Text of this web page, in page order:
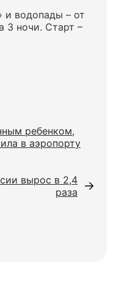
и водопады – от
3 ночи. Старт –
ребенком,
в аэропорту
вырос в 2,4
раза